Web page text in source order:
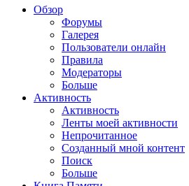
Обзор
Форумы
Галерея
Пользователи онлайн
Правила
Модераторы
Больше
Активность
Активность
Ленты моей активности
Непрочитанное
Созданный мной контент
Поиск
Больше